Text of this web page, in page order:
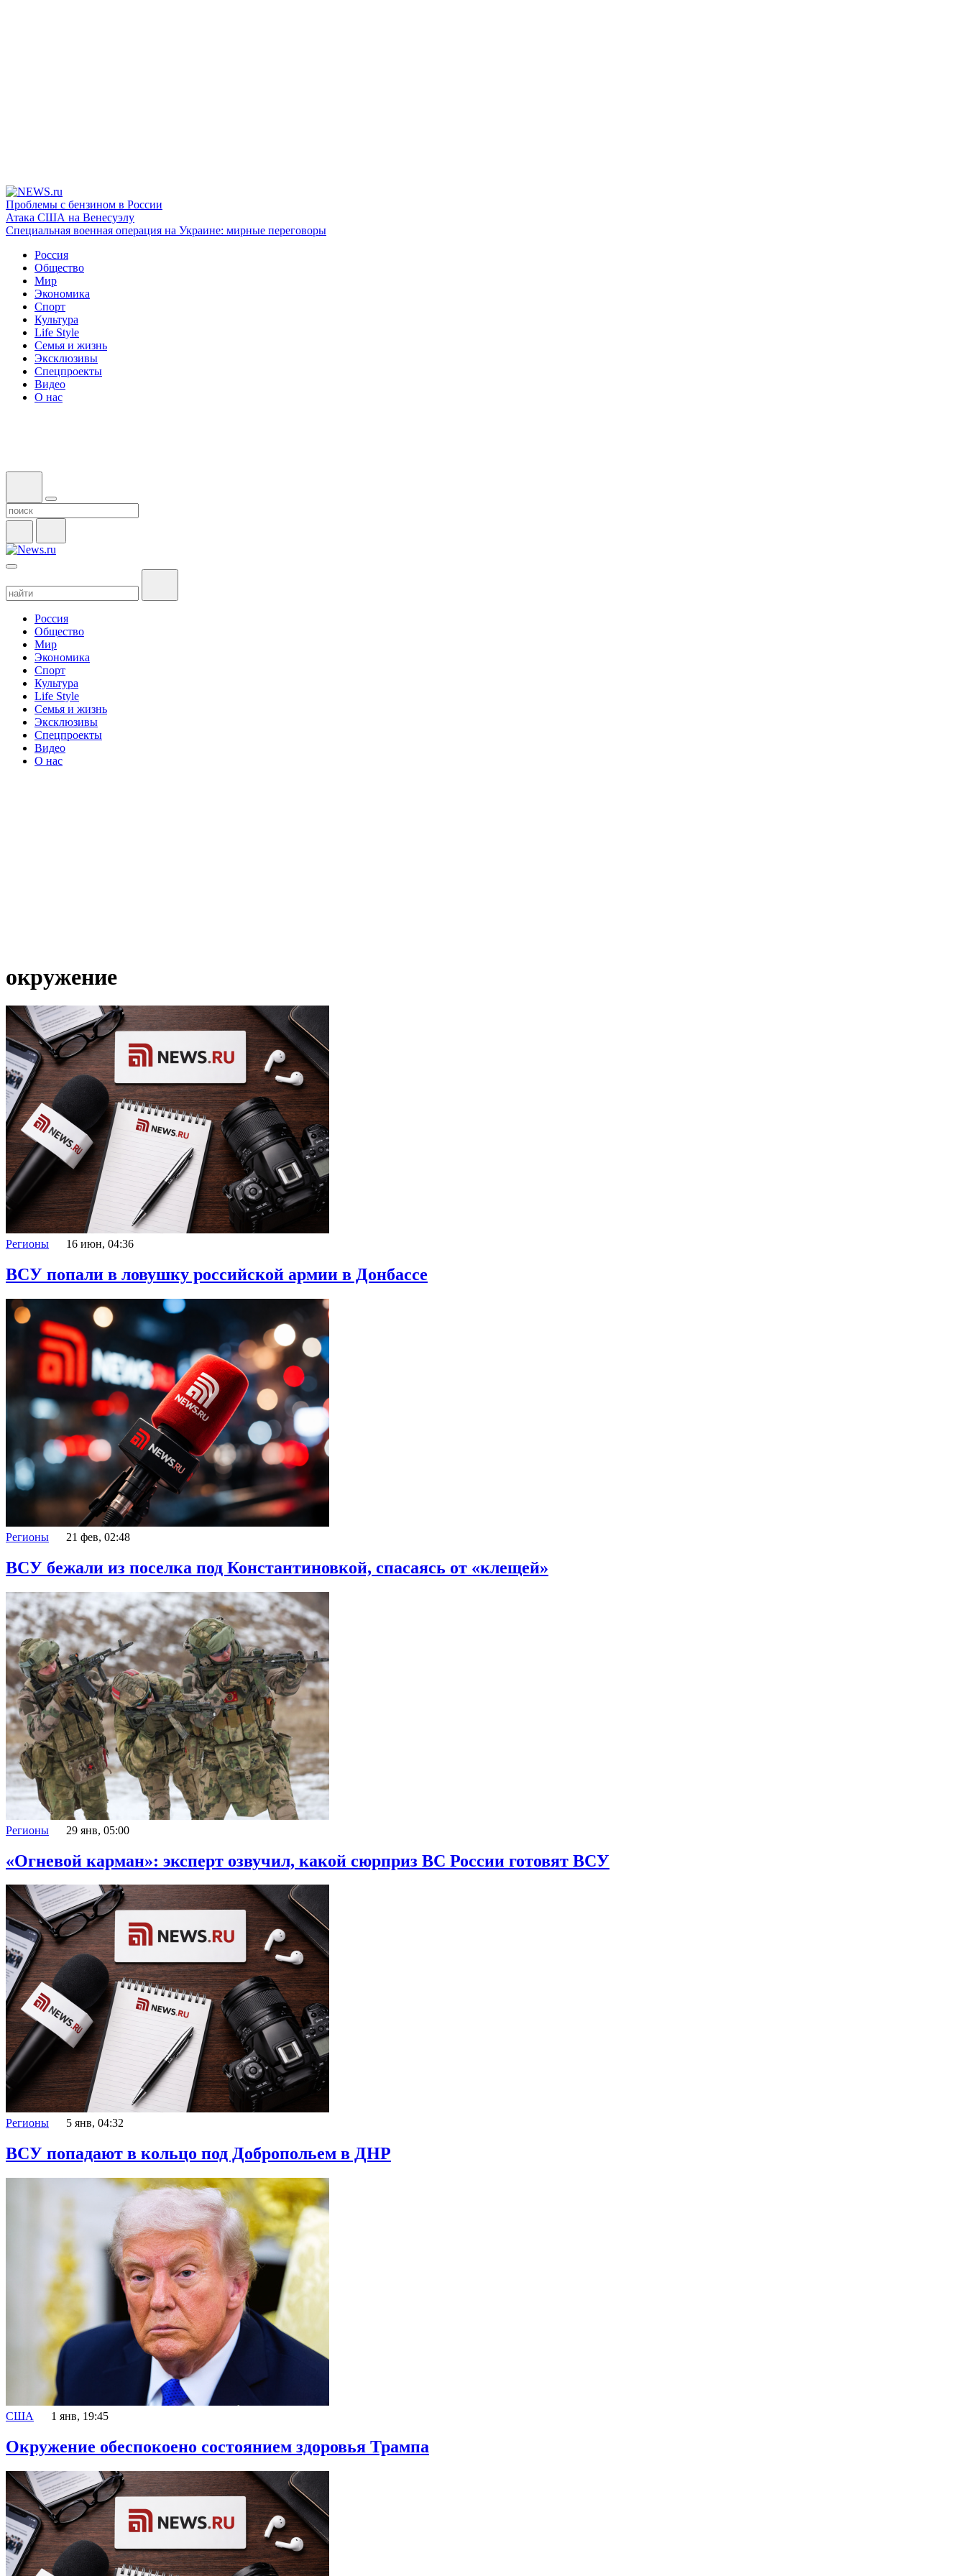
Проблемы с бензином в России
Атака США на Венесуэлу
Специальная военная операция на Украине: мирные переговоры
Россия
Общество
Мир
Экономика
Спорт
Культура
Life Style
Семья и жизнь
Эксклюзивы
Спецпроекты
Видео
О нас
Россия
Общество
Мир
Экономика
Спорт
Культура
Life Style
Семья и жизнь
Эксклюзивы
Спецпроекты
Видео
О нас
окружение
Регионы 16 июн, 04:36
ВСУ попали в ловушку российской армии в Донбассе
Регионы 21 фев, 02:48
ВСУ бежали из поселка под Константиновкой, спасаясь от «клещей»
Регионы 29 янв, 05:00
«Огневой карман»: эксперт озвучил, какой сюрприз ВС России готовят ВСУ
Регионы 5 янв, 04:32
ВСУ попадают в кольцо под Добропольем в ДНР
США 1 янв, 19:45
Окружение обеспокоено состоянием здоровья Трампа